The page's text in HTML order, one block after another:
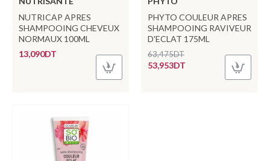
NUTRICAP APRES
SHAMPOOING CHEVEUX
NORMAUX 100ML
13,090DT
PHYTO COULEUR APRES
SHAMPOOING RAVIVEUR
D'ECLAT 175ML
53,953DT
63,475DT